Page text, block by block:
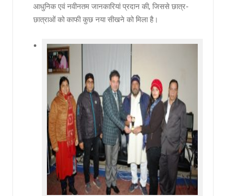
आधुनिक एवं नवीनतम जानकारियां प्रदान की, जिससे छात्र-
छात्राओं को काफी कुछ नया सीखने को मिला है।